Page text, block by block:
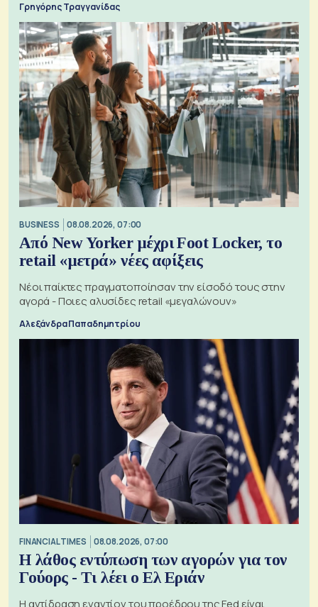
Γρηγόρης Τραγγανίδας
BUSINESS 08.08.2026, 07:00
Από New Yorker μέχρι Foot Locker, το
retail «μετρά» νέες αφίξεις
Νέοι παίκτες πραγματοποίησαν την είσοδό τους στην
αγορά - Ποιες αλυσίδες retail «μεγαλώνουν»
Αλεξάνδρα Παπαδημητρίου
FINANCIAL TIMES 08.08.2026, 07:00
Η λάθος εντύπωση των αγορών για τον
Γούορς - Τι λέει ο Ελ Εριάν